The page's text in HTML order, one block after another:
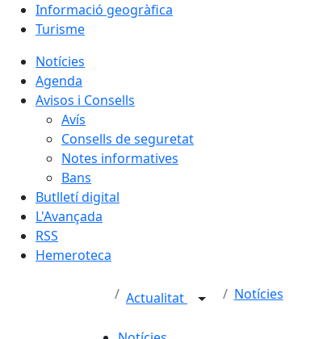
Informació geogràfica
Turisme
Notícies
Agenda
Avisos i Consells
Avís
Consells de seguretat
Notes informatives
Bans
Butlletí digital
L'Avançada
RSS
Hemeroteca
Actualitat Notícies